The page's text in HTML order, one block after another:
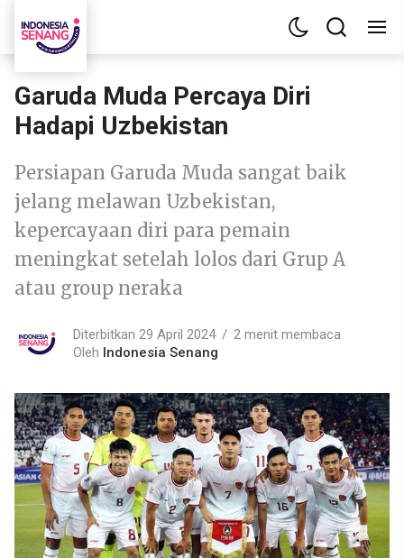
Garuda Muda Percaya Diri
Hadapi Uzbekistan
Persiapan Garuda Muda sangat baik
jelang melawan Uzbekistan,
kepercayaan diri para pemain
meningkat setelah lolos dari Grup A
atau group neraka
Diterbitkan 29 April 2024
2 menit membaca
Oleh Indonesia Senang